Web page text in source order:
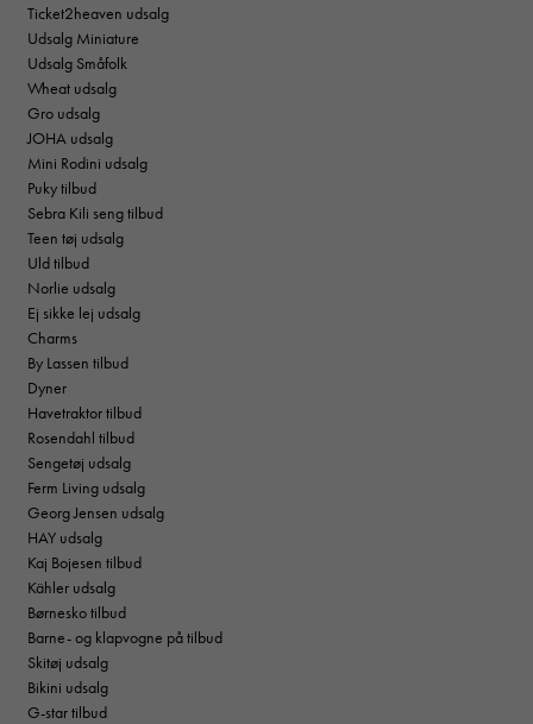
Ticket2heaven udsalg
Udsalg Miniature
Udsalg Småfolk
Wheat udsalg
Gro udsalg
JOHA udsalg
Mini Rodini udsalg
Puky tilbud
Sebra Kili seng tilbud
Teen tøj udsalg
Uld tilbud
Norlie udsalg
Ej sikke lej udsalg
Charms
By Lassen tilbud
Dyner
Havetraktor tilbud
Rosendahl tilbud
Sengetøj udsalg
Ferm Living udsalg
Georg Jensen udsalg
HAY udsalg
Kaj Bojesen tilbud
Kähler udsalg
Børnesko tilbud
Barne- og klapvogne på tilbud
Skitøj udsalg
Bikini udsalg
G-star tilbud